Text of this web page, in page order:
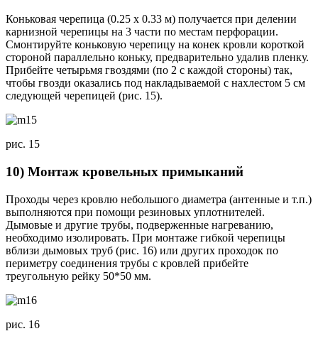
Коньковая черепица (0.25 x 0.33 м) получается при делении
карнизной черепицы на 3 части по местам перфорации.
Смонтируйте коньковую черепицу на конек кровли короткой
стороной параллельно коньку, предварительно удалив пленку.
Прибейте четырьмя гвоздями (по 2 с каждой стороны) так,
чтобы гвозди оказались под накладываемой с нахлестом 5 см
следующей черепицей (рис. 15).
рис. 15
10) Монтаж кровельных примыканий
Проходы через кровлю небольшого диаметра (антенные и т.п.)
выполняются при помощи резиновых уплотнителей.
Дымовые и другие трубы, подверженные нагреванию,
необходимо изолировать. При монтаже гибкой черепицы
вблизи дымовых труб (рис. 16) или других проходок по
периметру соединения трубы с кровлей прибейте
треугольную рейку 50*50 мм.
рис. 16